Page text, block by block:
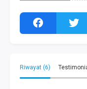
Riwayat (6)